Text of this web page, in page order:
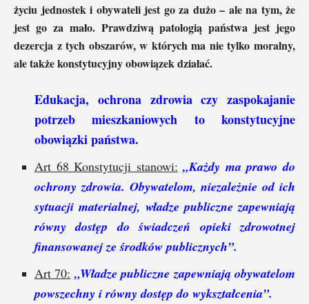
życiu jednostek i obywateli jest go za dużo – ale na tym, że
jest go za mało. Prawdziwą patologią państwa jest jego
dezercja z tych obszarów, w których ma nie tylko moralny,
ale także konstytucyjny obowiązek działać.
Edukacja, ochrona zdrowia czy zaspokajanie
potrzeb mieszkaniowych to konstytucyjne
obowiązki państwa.
Art 68 Konstytucji stanowi: „Każdy ma prawo do
ochrony zdrowia. Obywatelom, niezależnie od ich
sytuacji materialnej, władze publiczne zapewniają
równy dostęp do świadczeń opieki zdrowotnej
finansowanej ze środków publicznych”.
Art 70: „Władze publiczne zapewniają obywatelom
powszechny i równy dostęp do wykształcenia”.